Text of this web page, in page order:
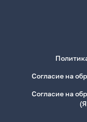
Согласие на
Согласие на